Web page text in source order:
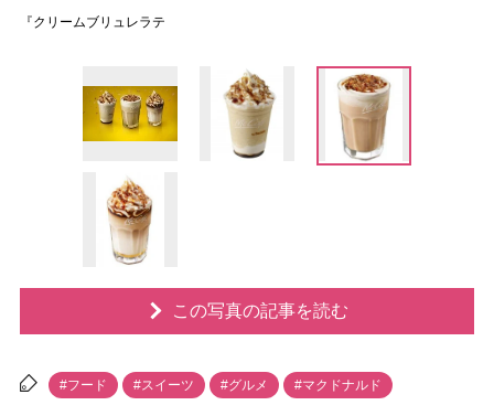
『クリームブリュレラテ
この写真の記事を読む
#フード #スイーツ #グルメ #マクドナルド